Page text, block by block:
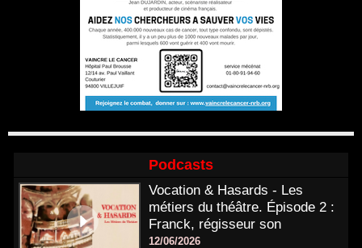
Podcasts
Vocation & Hasards - Les
métiers du théâtre. Épisode 2 :
Franck, régisseur son
12/06/2026